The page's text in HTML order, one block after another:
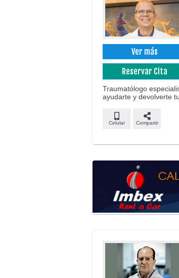
Ver más
Reservar Cita
Traumatólogo
ayudarte y devolverte
Celular Compartir